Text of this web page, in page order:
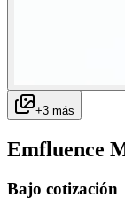
+3 más
Emfluence
Bajo cotización